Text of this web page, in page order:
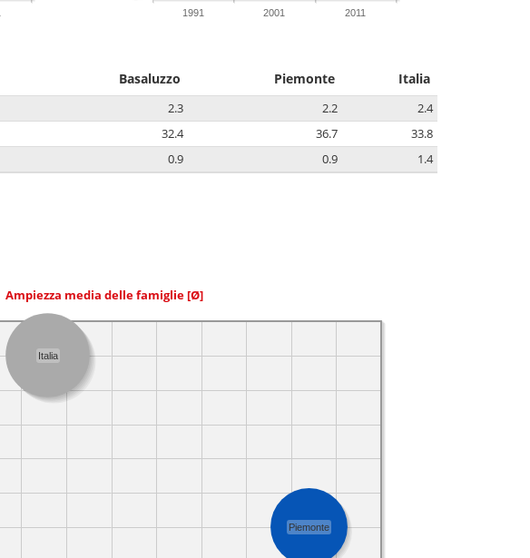
1991 2001 2011
Basaluzzo Piemonte Italia
2.3 2.2
2.4
32.4 36.7
33.8
0.9 0.9 1.4
Ampiezza media delle famiglie [Ø]
Italia
Piemonte